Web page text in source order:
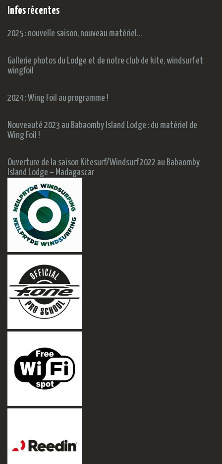
Infos récentes
2025 : nouvelle saison, nouveau matériel…
Gallerie photos du Lodge et de notre club de kite, windsurf et
wingfoil
2024 : Wing Foil au programme !
Nouveauté 2023 au Babaomby Island Lodge : du matériel de
Wing Foil !
Ouverture de la saison Kitesurf/Windsurf 2022 au Babaomby
Island Lodge – Madagascar